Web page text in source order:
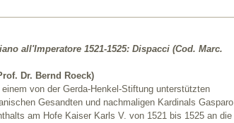
all'Imperatore 1521-1525: Dispacci (Cod. Marc.
Dr. Bernd Roeck)
von der Gerda-Henkel-Stiftung unterstützten
Gesandten und nachmaligen Kardinals Gasparo
am Hofe Kaiser Karls V. von 1521 bis 1525 an die